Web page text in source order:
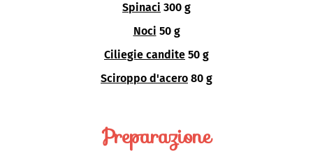
Spinaci 300 g
Noci 50 g
Ciliegie candite 50 g
Sciroppo d'acero 80 g
Preparazione